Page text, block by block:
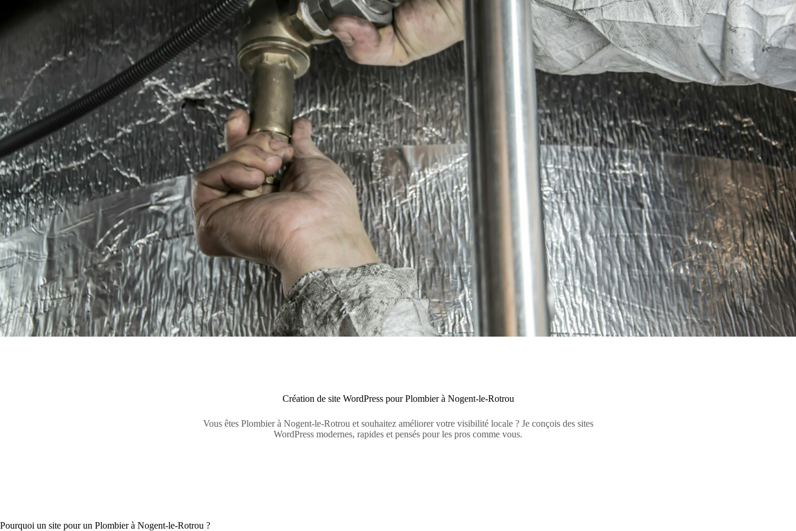
Création de site WordPress pour Plombier à Nogent-le-Rotrou
Vous êtes Plombier à Nogent-le-Rotrou et souhaitez améliorer votre visibilité locale ? Je conçois des sites
WordPress modernes, rapides et pensés pour les pros comme vous.
Pourquoi un site pour un Plombier à Nogent-le-Rotrou ?